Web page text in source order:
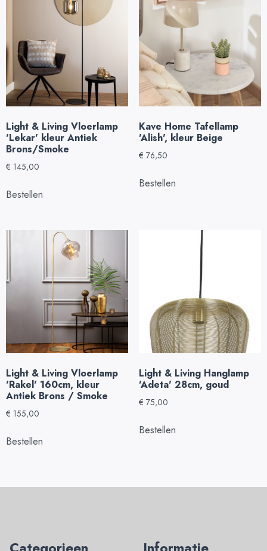
Light & Living Vloerlamp
'Lekar' kleur Antiek
Brons/Smoke
€ 145,00
Bestellen
Kave Home Tafellamp
'Alish', kleur Beige
€ 76,50
Bestellen
Light & Living Vloerlamp
'Rakel' 160cm, kleur
Antiek Brons / Smoke
€ 155,00
Bestellen
Light & Living Hanglamp
'Adeta' 28cm, goud
€ 75,00
Bestellen